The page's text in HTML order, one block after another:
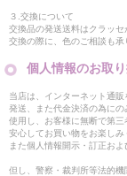
３.交換について
交換品の発送送料はクラッセ
交換の際に、色のご相談も承
個人情報のお取
当店は、インターネット通
発送、また代金決済の為にの
使用し、お客様に無断で第三
安心してお買い物をお楽しみ
また個人情報開示・訂正お
但し、警察・裁判所等法的機